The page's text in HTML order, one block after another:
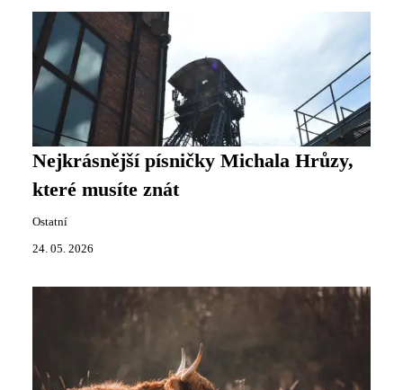
Nejkrásnější písničky Michala Hrůzy,
které musíte znát
Ostatní
24. 05. 2026